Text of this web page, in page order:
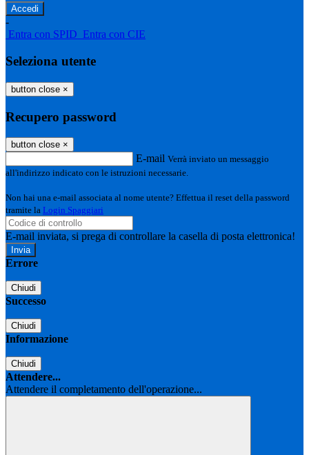
-
Entra con SPID Entra con CIE
Seleziona utente
button close ×
Recupero password
button close ×
E-mail Verrà inviato un messaggio
all'indirizzo indicato con le istruzioni necessarie.
Non hai una e-mail associata al nome utente? Effettua il reset della password
tramite la Login Spaggiari
E-mail inviata, si prega di controllare la casella di posta elettronica!
Errore
Chiudi
Successo
Chiudi
Informazione
Chiudi
Attendere...
Attendere il completamento dell'operazione...